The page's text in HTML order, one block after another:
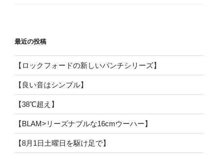
最近の投稿
【ロックフォードの新しいパンチシリーズ】
【良い音はシンプル】
【38℃超え】
【BLAM>リーズナブルな16cmウーハー】
【8月1日土曜日を駆け足で】